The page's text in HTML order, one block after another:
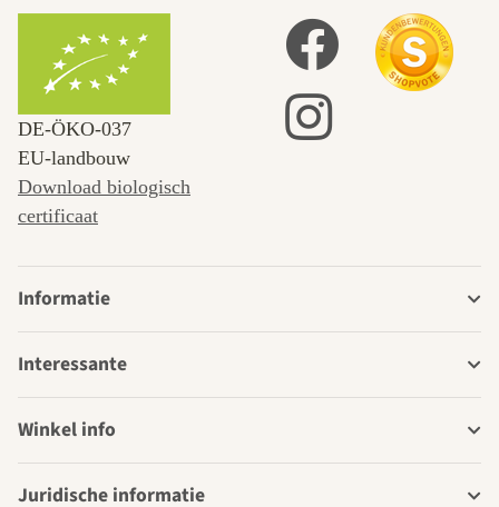
DE‑ÖKO‑037
EU-landbouw
Download biologisch
certificaat
Informatie
Interessante
Winkel info
Juridische informatie